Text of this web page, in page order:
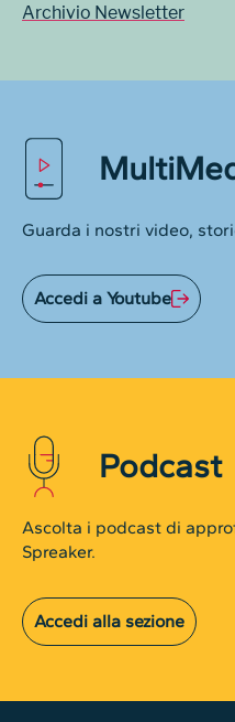
Archivio Newsletter
Guarda i nostri video,
Accedi a Youtube
Podcast
Ascolta i podcast di
Spreaker.
Accedi alla sezione